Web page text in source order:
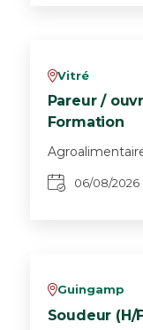
vVitré
Pareur /
Formation
06/08/2026
vGuingamp
Soudeur (H/